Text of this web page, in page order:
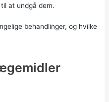
at undgå dem.
behandlinger, og hvilke